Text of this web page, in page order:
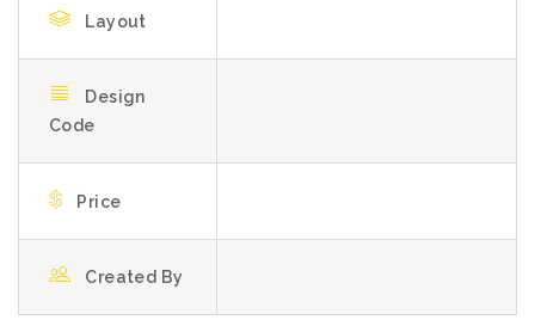
Layout
Design
Code
Price
Created By